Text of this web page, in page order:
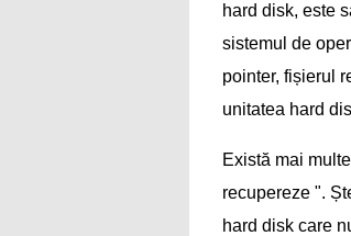
hard disk, este
sistemul de
pointer, fișierul
unitatea hard
Există mai
recupereze ".
hard disk care